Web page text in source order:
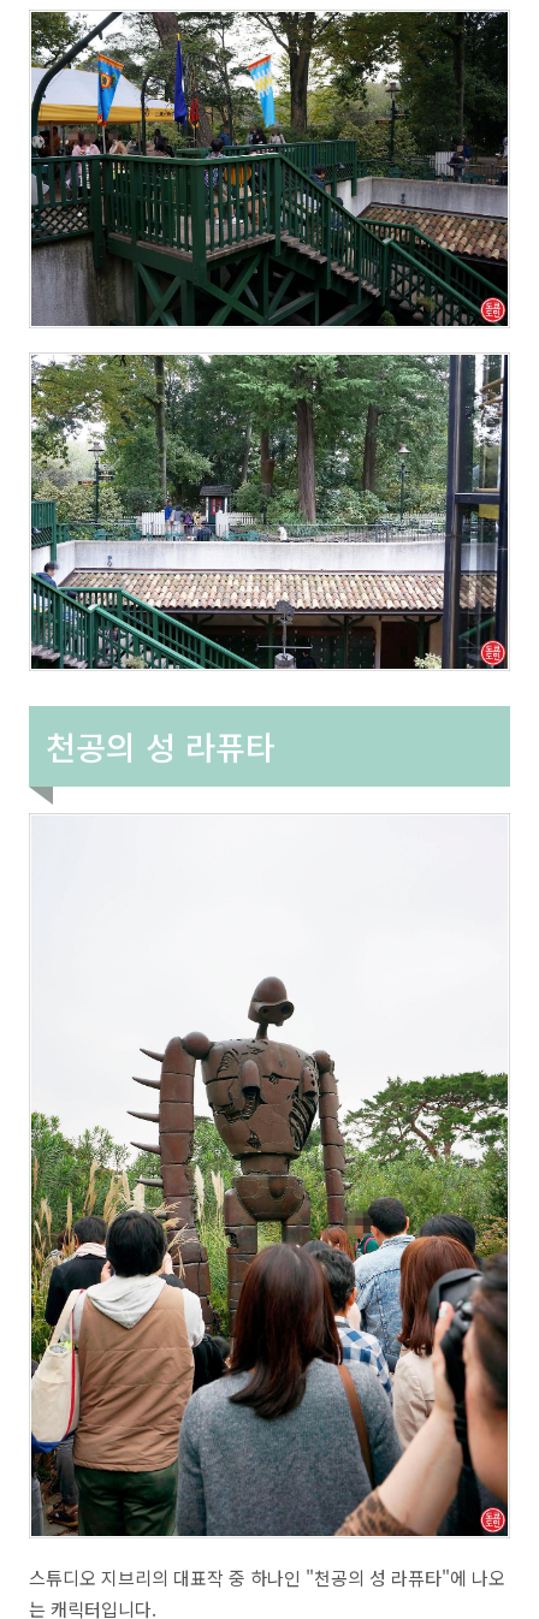
천공의 성 라퓨타
스튜디오 지브리의 대표작 중 하나인 "천공의 성 라퓨타"에 나오
는 캐릭터입니다.